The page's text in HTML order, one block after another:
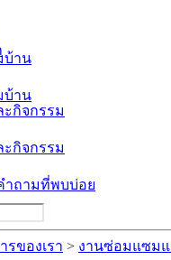
บ้าน
กิจกรรม
ำถามที่พบบ่อย
บ้าน
กิจกรรม
ำถามที่พบบ่อย
รของเรา > งานซ่อมแซม